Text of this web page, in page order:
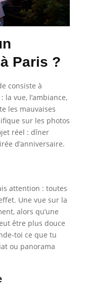
Paris ?
consiste à
vue, l’ambiance,
les mauvaises
sur les photos
réel : dîner
d’anniversaire.
attention : toutes
Une vue sur la
alors qu’une
être plus douce
toi ce que tu
ou panorama